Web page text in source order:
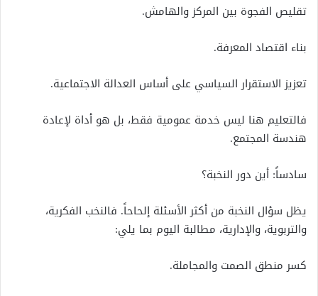
تقليص الفجوة بين المركز والهامش.
بناء اقتصاد المعرفة.
تعزيز الاستقرار السياسي على أساس العدالة الاجتماعية.
فالتعليم هنا ليس خدمة عمومية فقط، بل هو أداة لإعادة
هندسة المجتمع.
سادساً: أين دور النخبة؟
يظل سؤال النخبة من أكثر الأسئلة إلحاحاً. فالنخب الفكرية،
والتربوية، والإدارية، مطالبة اليوم بما يلي:
كسر منطق الصمت والمجاملة.